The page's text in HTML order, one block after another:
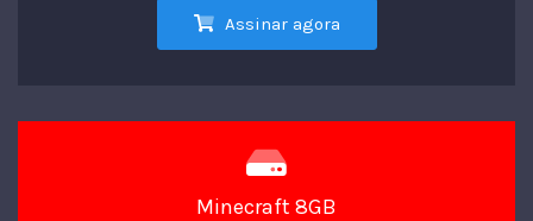
Assinar agora
Minecraft 8GB